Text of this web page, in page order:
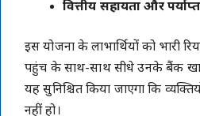
वित्तीय सहायता और
इस योजना के लाभार्थियों को भारी
पहुंच के साथ-साथ सीधे उनके बैंक
यह सुनिश्चित किया जाएगा कि
नहीं हो।